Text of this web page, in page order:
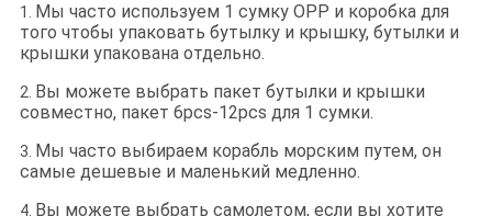
1.
Мы часто используем 1 сумку OPP и коробка для
того чтобы упаковать бутылку и крышку, бутылки и
крышки упакована отдельно.
2.
Вы можете выбрать пакет бутылки и крышки
совместно, пакет 6pcs-12pcs для 1 сумки.
3.
Мы часто выбираем корабль морским путем, он
самые дешевые и маленький медленно.
4. Вы можете выбрать самолетом, если вы хотите